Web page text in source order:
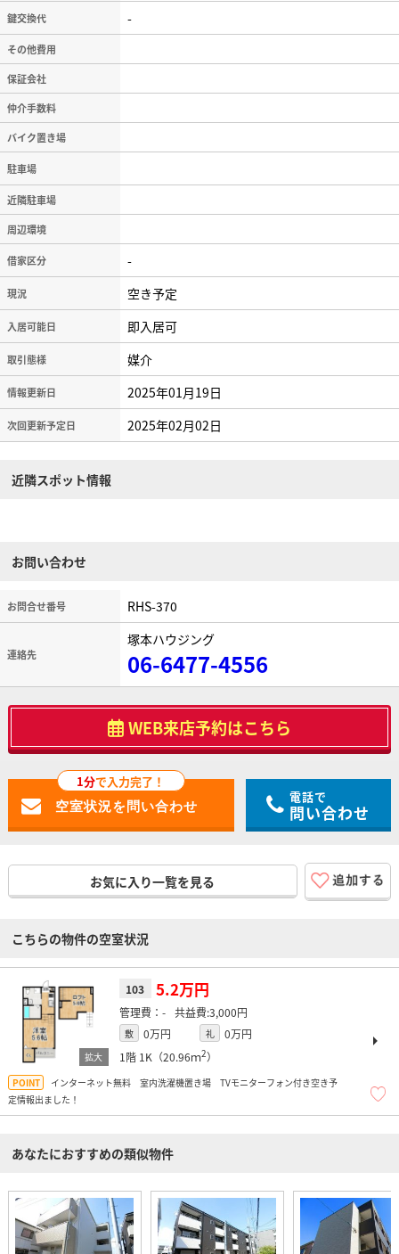
鍵交換代 -
その他費用
保証会社
仲介手数料
バイク置き場
駐車場
近隣駐車場
周辺環境
借家区分 -
現況 空き予定
入居可能日 即入居可
取引態様 媒介
情報更新日 2025年01月19日
次回更新予定日 2025年02月02日
近隣スポット情報
お問い合わせ
お問合せ番号 RHS-370
連絡先
塚本ハウジング
06-6477-4556
WEB来店予約はこちら
1分で入力完了！
電話で
問い合わせ
お気に入り一覧を見る
こちらの物件の空室状況
103 5.2万円
- 3,000円
敷 0万円 礼
0万円
1階 1K（20.96ｍ2）
インターネット無料 室内洗濯機置き場 TVモニターフォン付き空き予
定情報出ました！
あなたにおすすめの類似物件